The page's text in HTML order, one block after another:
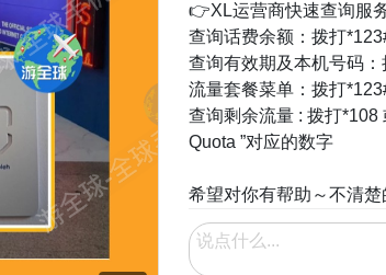
👉XL运营商快速查询服
查询话费余额：拨打
查询有效期及本机号码
流量套餐菜单：拨打
查询剩余流量 : 拨打*108
Quota ”对应的数字
希望对你有帮助～不清